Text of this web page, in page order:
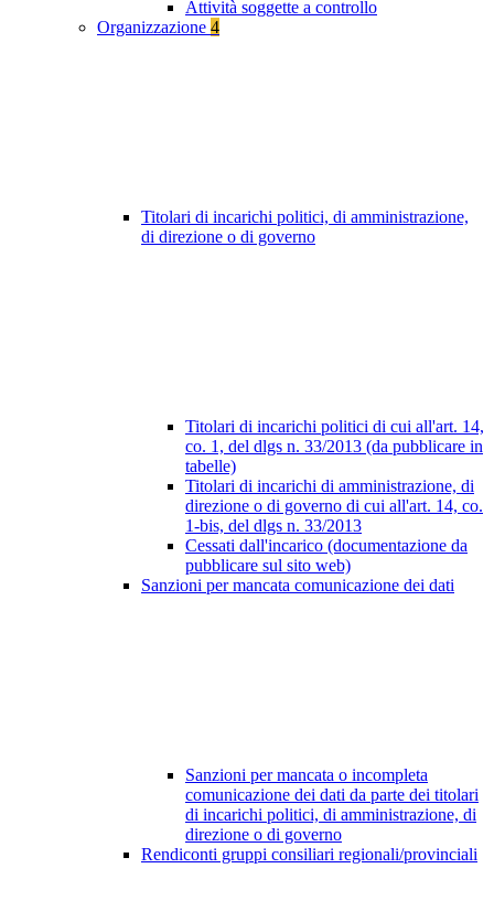
Attività soggette a controllo
Organizzazione 4
Titolari di incarichi politici, di amministrazione,
di direzione o di governo
Titolari di incarichi politici di cui all'art. 14,
co. 1, del dlgs n. 33/2013 (da pubblicare in
tabelle)
Titolari di incarichi di amministrazione, di
direzione o di governo di cui all'art. 14, co.
1-bis, del dlgs n. 33/2013
Cessati dall'incarico (documentazione da
pubblicare sul sito web)
Sanzioni per mancata comunicazione dei dati
Sanzioni per mancata o incompleta
comunicazione dei dati da parte dei titolari
di incarichi politici, di amministrazione, di
direzione o di governo
Rendiconti gruppi consiliari regionali/provinciali